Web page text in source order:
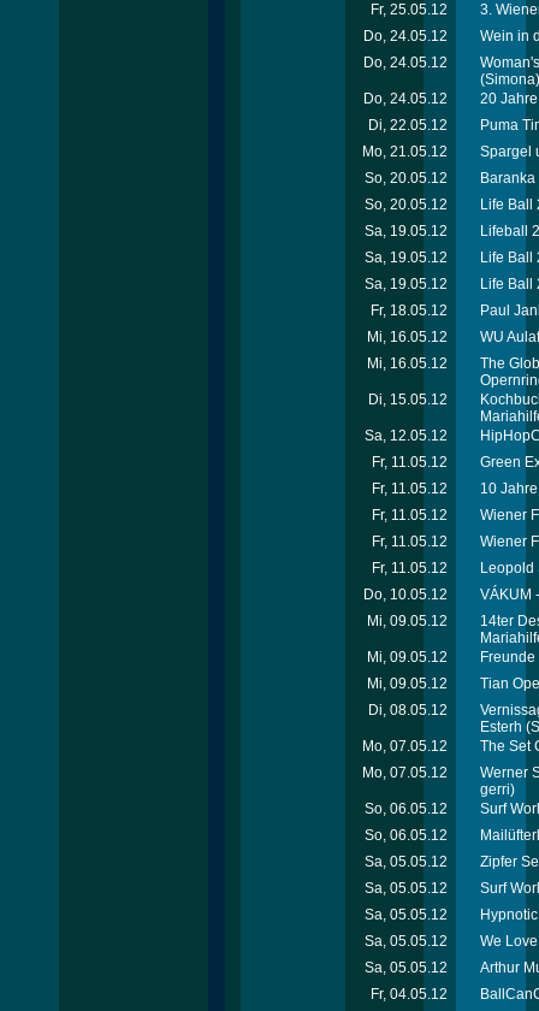
Fr, 25.05.12
3.
Do, 24.05.12
Wein in
Do, 24.05.12
(Simona)
Do, 24.05.12
20
Di, 22.05.12
Puma
Mo, 21.05.12
Spargel
So, 20.05.12
So, 20.05.12
Life Ball
Sa, 19.05.12
Lifeball
Sa, 19.05.12
Life Ball
Sa, 19.05.12
Life Ball
Fr, 18.05.12
Paul
Mi, 16.05.12
WU
Mi, 16.05.12
The
Di, 15.05.12
Sa, 12.05.12
Fr, 11.05.12
Green
Fr, 11.05.12
10
Fr, 11.05.12
Wiener
Fr, 11.05.12
Wiener
Fr, 11.05.12
Leopold
Do, 10.05.12
VÁKUM
Mi, 09.05.12
14ter
Mi, 09.05.12
Mi, 09.05.12
Tian
Di, 08.05.12
Esterh
Mo, 07.05.12
The Set
Mo, 07.05.12
Werner
gerri)
So, 06.05.12
Surf
So, 06.05.12
Sa, 05.05.12
Zipfer
Sa, 05.05.12
Surf
Sa, 05.05.12
Sa, 05.05.12
We
Sa, 05.05.12
Arthur
Fr, 04.05.12